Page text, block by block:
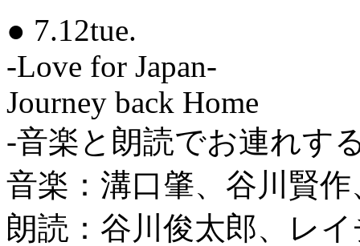
● 7.12tue.
-Love for Japan-
Journey back Home
-音楽と朗読でお連れす
音楽：溝口肇、谷川賢
朗読：谷川俊太郎、レ